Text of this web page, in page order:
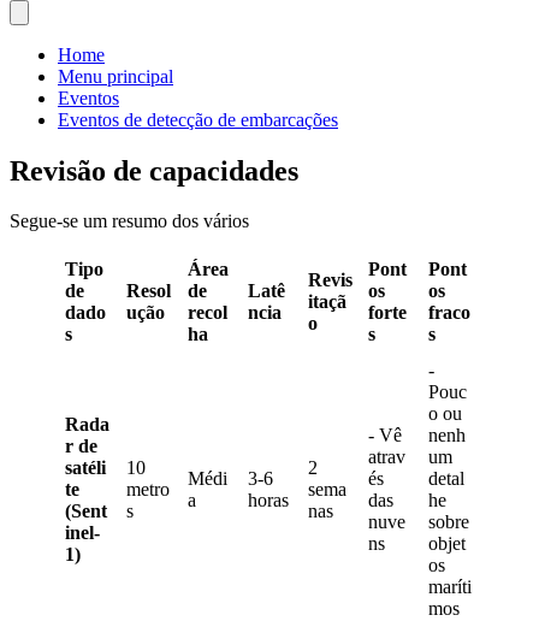
Home
Menu principal
Eventos
Eventos de detecção de embarcações
Revisão de capacidades
Segue-se um resumo dos vários
Tipo
de
dado
s
Resol
ução
Área
de
recol
ha
Latê
ncia
Revis
itaçã
o
Pont
os
forte
s
Pont
os
fraco
s
Rada
r de
satéli
te
(Sent
inel-
1)
10
metro
s
Médi
a
3-6
horas
2
sema
nas
- Vê
atrav
és
das
nuve
ns
-
Pouc
o ou
nenh
um
detal
he
sobre
objet
os
maríti
mos